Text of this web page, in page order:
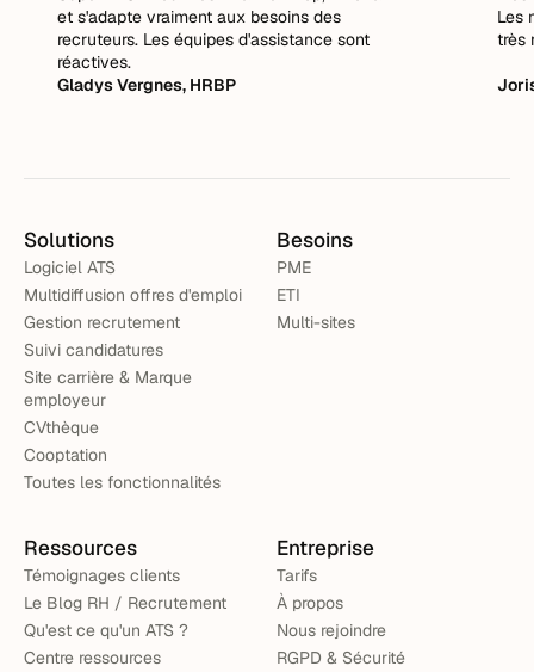
et s'adapte vraiment aux besoins des
recruteurs. Les équipes d'assistance sont
réactives.
Gladys Vergnes, HRBP
Les
très
Solutions
Logiciel ATS
Multidiffusion offres d'emploi
Gestion recrutement
Suivi candidatures
Site carrière & Marque
employeur
CVthèque
Cooptation
Toutes les fonctionnalités
Besoins
PME
ETI
Multi-sites
Ressources
Témoignages clients
Le Blog RH / Recrutement
Qu'est ce qu'un ATS ?
Centre ressources
Entreprise
Tarifs
À propos
Nous rejoindre
RGPD & Sécurité